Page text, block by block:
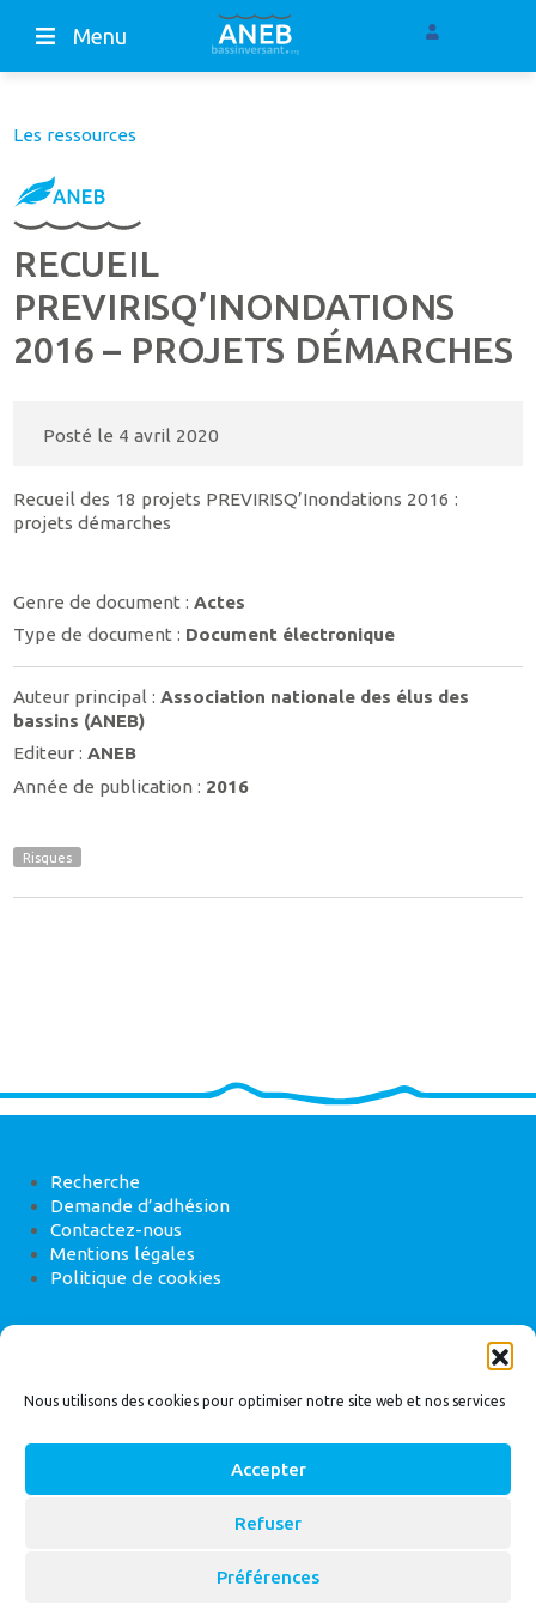
Nous utilisons des cookies pour optimiser notre site web et nos services
Accepter
Refuser
Préférences
Menu
Les ressources
RECUEIL
PREVIRISQ’INONDATIONS
2016 – PROJETS DÉMARCHES
Posté le 4 avril 2020
Recueil des 18 projets PREVIRISQ’Inondations 2016 :
projets démarches
Genre de document :Actes
Type de document : Document électronique
Auteur principal :Association nationale des élus des
bassins (ANEB)
Editeur :ANEB
Année de publication : 2016
Risques
Recherche
Demande d’adhésion
Contactez-nous
Mentions légales
Politique de cookies